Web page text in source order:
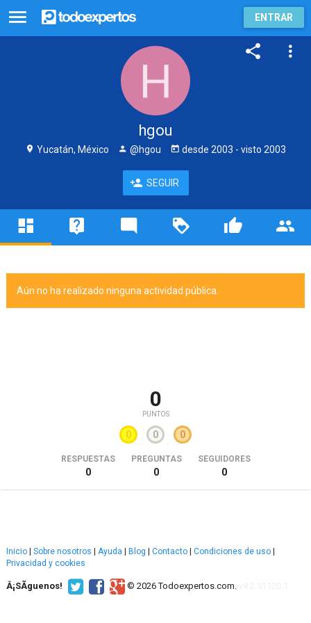
ENTRAR
hgou
Yucatán, México @hgou desde 2003 - visto 2003
SEGUIR
Aún no ha realizado ninguna actividad pública.
0
PUNTOS
0 0 0
RESPUESTAS
0
PREGUNTAS
0
SEGUIDORES
0
Inicio Sobre nosotros Ayuda Blog Contacto Condiciones de uso
Privacidad y cookies
Â¡SÃ­guenos! © 2026 Todoexpertos.com.